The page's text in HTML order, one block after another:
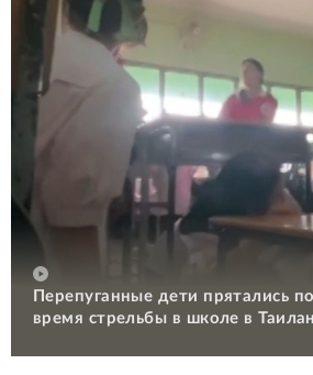
Перепуганные дети прятались
время стрельбы в школе в